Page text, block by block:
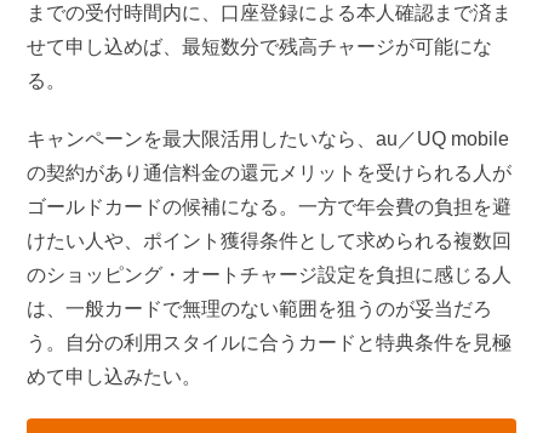
までの受付時間内に、口座登録による本人確認まで済ま
せて申し込めば、最短数分で残高チャージが可能にな
る。
キャンペーンを最大限活用したいなら、au／UQ mobile
の契約があり通信料金の還元メリットを受けられる人が
ゴールドカードの候補になる。一方で年会費の負担を避
けたい人や、ポイント獲得条件として求められる複数回
のショッピング・オートチャージ設定を負担に感じる人
は、一般カードで無理のない範囲を狙うのが妥当だろ
う。自分の利用スタイルに合うカードと特典条件を見極
めて申し込みたい。